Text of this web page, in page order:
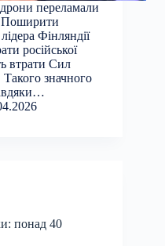
переламали
Поширити
Фінляндії
російської
втрати Сил
Такого значного
понад 40